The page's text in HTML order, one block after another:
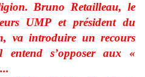
Bruno Retailleau, le
UMP et président du
va introduire un recours
entend s’opposer aux «